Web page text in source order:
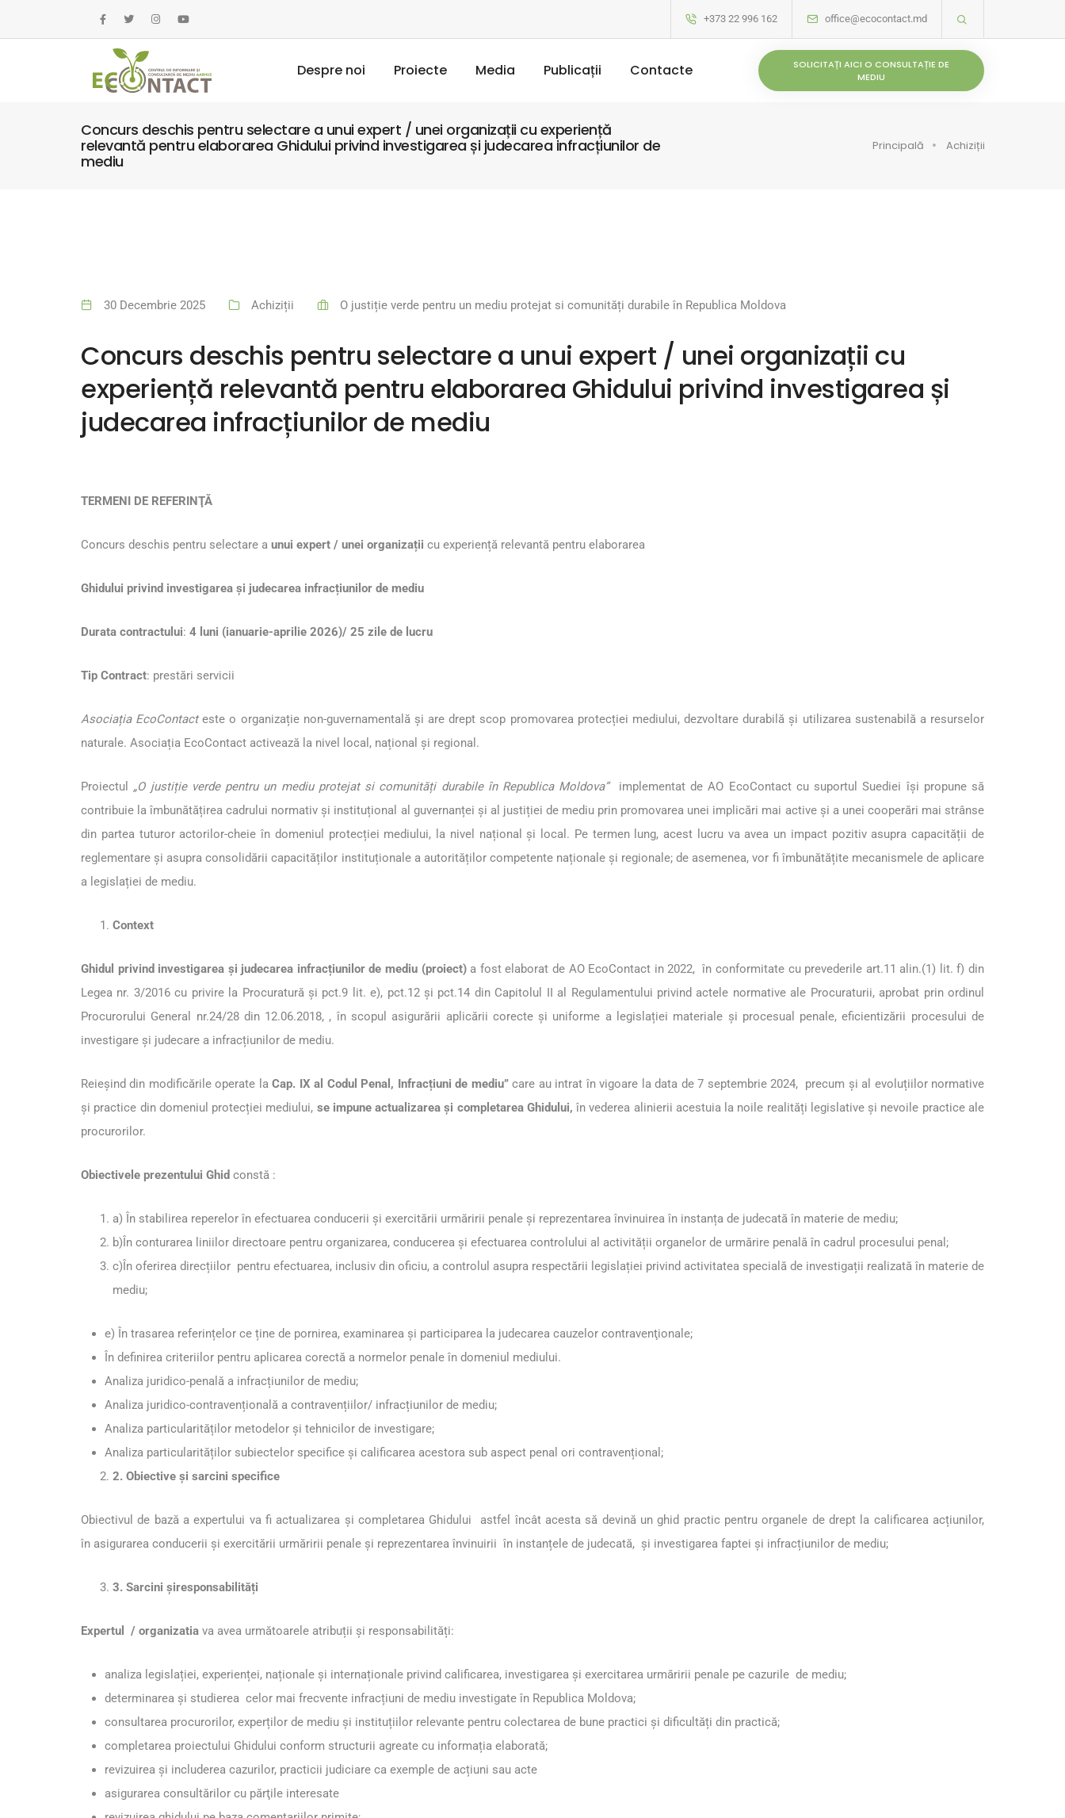
+373 22 996 162 office@ecocontact.md
Despre noi Proiecte Media Publicații Contacte
SOLICITAȚI AICI O CONSULTAȚIE DE
MEDIU
Concurs deschis pentru selectare a unui expert / unei organizații cu experiență
relevantă pentru elaborarea Ghidului privind investigarea și judecarea infracțiunilor de
mediu
Principală Achiziții
30 Decembrie 2025 Achiziții O justiție verde pentru un mediu protejat si comunități durabile în Republica Moldova
Concurs deschis pentru selectare a unui expert / unei organizații cu
experiență relevantă pentru elaborarea Ghidului privind investigarea și
judecarea infracțiunilor de mediu
TERMENI DE REFERINŢĂ
Concurs deschis pentru selectare a unui expert / unei organizații cu experiență relevantă pentru elaborarea
Ghidului privind investigarea și judecarea infracțiunilor de mediu
Durata contractului: 4 luni (ianuarie-aprilie 2026)/ 25 zile de lucru
Tip Contract: prestări servicii
Asociația EcoContacteste o organizație non-guvernamentală și are drept scop promovarea protecției mediului, dezvoltare durabilă și utilizarea sustenabilă a resurselor
naturale. Asociația EcoContact activează la nivel local, național și regional.
Proiectul „O justiție verde pentru un mediu protejat si comunități durabile în Republica Moldova”
implementat de AO EcoContact cu suportul Suediei își propune să
contribuie la îmbunătățirea cadrului normativ și instituțional al guvernanței și al justiției de mediu prin promovarea unei implicări mai active și a unei cooperări mai strânse
din partea tuturor actorilor-cheie în domeniul protecției mediului, la nivel național și local. Pe termen lung, acest lucru va avea un impact pozitiv asupra capacității de
reglementare și asupra consolidării capacităților instituționale a autorităților competente naționale și regionale; de asemenea, vor fi îmbunătățite mecanismele de aplicare
a legislației de mediu.
Context
Ghidul privind investigarea și judecarea infracțiunilor de mediu (proiect)a fost elaborat de AO EcoContact in 2022, în conformitate cu prevederile art.11 alin.(1) lit. f) din
Legea nr. 3/2016 cu privire la Procuratură și pct.9 lit. e), pct.12 și pct.14 din Capitolul II al Regulamentului privind actele normative ale Procuraturii, aprobat prin ordinul
Procurorului General nr.24/28 din 12.06.2018, , în scopul asigurării aplicării corecte și uniforme a legislației materiale și procesual penale, eficientizării procesului de
investigare și judecare a infracțiunilor de mediu.
Reieșind din modificările operate laCap. IX al Codul Penal, Infracțiuni de mediu”care au intrat în vigoare la data de 7 septembrie 2024, precum și al evoluțiilor normative
și practice din domeniul protecției mediului, se impune actualizarea și completarea Ghidului, în vederea alinierii acestuia la noile realități legislative și nevoile practice ale
procurorilor.
Obiectivele prezentului Ghid constă :
a) În stabilirea reperelor în efectuarea conducerii şi exercitării urmăririi penale şi reprezentarea învinuirea în instanța de judecată în materie de mediu;
b)În conturarea liniilor directoare pentru organizarea, conducerea şi efectuarea controlului al activității organelor de urmărire penală în cadrul procesului penal;
c)În oferirea direcțiilor pentru efectuarea, inclusiv din oficiu, a controlul asupra respectării legislației privind activitatea specială de investigații realizată în materie de
mediu;
e) În trasarea referințelor ce ține de pornirea, examinarea şi participarea la judecarea cauzelor contravenţionale;
În definirea criteriilor pentru aplicarea corectă a normelor penale în domeniul mediului.
Analiza juridico-penală a infracțiunilor de mediu;
Analiza juridico-contravențională a contravențiilor/ infracțiunilor de mediu;
Analiza particularităților metodelor și tehnicilor de investigare;
Analiza particularităților subiectelor specifice și calificarea acestora sub aspect penal ori contravențional;
2. Obiective și sarcini specifice
Obiectivul de bază a expertului va fi actualizarea și completarea Ghidului astfel încât acesta să devină un ghid practic pentru organele de drept la calificarea acțiunilor,
în asigurarea conducerii şi exercitării urmăririi penale şi reprezentarea învinuirii în instanțele de judecată, și investigarea faptei și infracțiunilor de mediu;
3. Sarcini șiresponsabilități
Expertul / organizatia va avea următoarele atribuții și responsabilități:
analiza legislației, experienței, naționale și internaționale privind calificarea, investigarea și exercitarea urmăririi penale pe cazurile de mediu;
determinarea și studierea celor mai frecvente infracțiuni de mediu investigate în Republica Moldova;
consultarea procurorilor, experților de mediu și instituțiilor relevante pentru colectarea de bune practici și dificultăți din practică;
completarea proiectului Ghidului conform structurii agreate cu informația elaborată;
revizuirea și includerea cazurilor, practicii judiciare ca exemple de acțiuni sau acte
asigurarea consultărilor cu părţile interesate